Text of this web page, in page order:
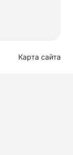
Карта сайта